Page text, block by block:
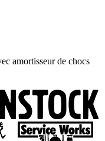
amortisseur de chocs